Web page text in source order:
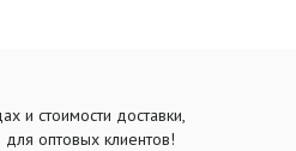
и стоимости доставки,
оптовых клиентов!